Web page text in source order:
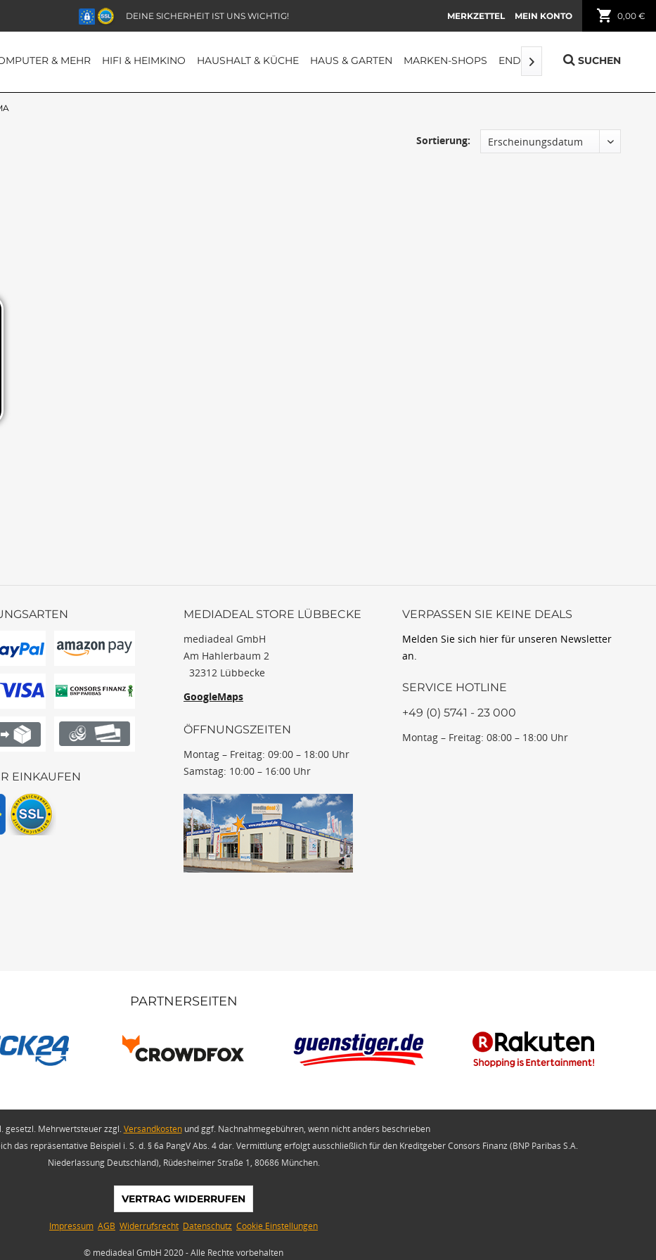
DEINE SICHERHEIT IST UNS WICHTIG! MERKZETTEL MEIN KONTO shopping_cart 0,00 €
& MEHR HIFI & HEIMKINO HAUSHALT & KÜCHE HAUS & GARTEN MARKEN-SHOPS ENDORPHIN FUNDGRUBE
 SUCHEN
Sortierung:
EINKAUFEN
MEDIADEAL STORE LÜBBECKE
mediadeal GmbH
Am Hahlerbaum 2
32312 Lübbecke
GoogleMaps
ÖFFNUNGSZEITEN
Montag – Freitag: 09:00 – 18:00 Uhr
Samstag: 10:00 – 16:00 Uhr
VERPASSEN SIE KEINE DEALS
Melden Sie sich hier für unseren Newsletter
an.
SERVICE HOTLINE
+49 (0) 5741 - 23 000
Montag – Freitag: 08:00 – 18:00 Uhr
PARTNERSEITEN
gesetzl. Mehrwertsteuer zzgl.Versandkostenund ggf. Nachnahmegebühren, wenn nicht anders beschrieben
das repräsentative Beispiel i. S. d. § 6a PangV Abs. 4 dar. Vermittlung erfolgt ausschließlich für den Kreditgeber Consors Finanz (BNP Paribas S.A.
Niederlassung Deutschland), Rüdesheimer Straße 1, 80686 München.
VERTRAG WIDERRUFEN
Impressum AGB Widerrufsrecht Datenschutz Cookie Einstellungen
© mediadeal GmbH 2020 - Alle Rechte vorbehalten